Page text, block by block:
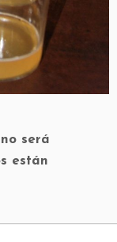
será
están